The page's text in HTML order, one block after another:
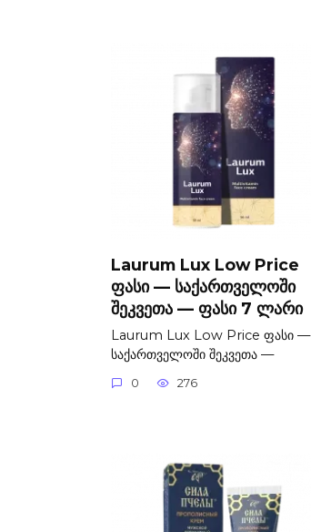
Laurum Lux Low Price
ფასი — საქართველოში
შეკვეთა — ფასი 7 ლარი
Laurum Lux Low Price ფასი —
საქართველოში შეკვეთა —
0 276